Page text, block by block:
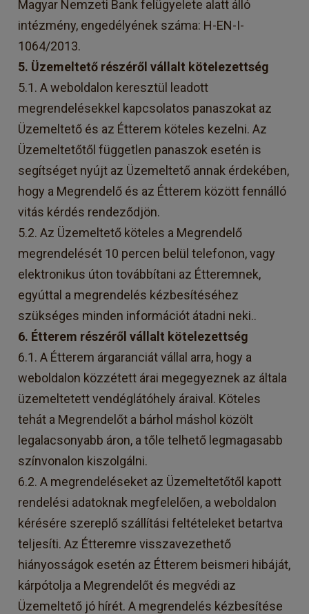
Magyar Nemzeti Bank felügyelete alatt álló
intézmény, engedélyének száma: H-EN-I-
1064/2013.
5. Üzemeltető részéről vállalt kötelezettség
5.1. A weboldalon keresztül leadott
megrendelésekkel kapcsolatos panaszokat az
Üzemeltető és az Étterem köteles kezelni. Az
Üzemeltetőtől független panaszok esetén is
segítséget nyújt az Üzemeltető annak érdekében,
hogy a Megrendelő és az Étterem között fennálló
vitás kérdés rendeződjön.
5.2. Az Üzemeltető köteles a Megrendelő
megrendelését 10 percen belül telefonon, vagy
elektronikus úton továbbítani az Étteremnek,
egyúttal a megrendelés kézbesítéséhez
szükséges minden információt átadni neki..
6. Étterem részéről vállalt kötelezettség
6.1. A Étterem árgaranciát vállal arra, hogy a
weboldalon közzétett árai megegyeznek az általa
üzemeltetett vendéglátóhely áraival. Köteles
tehát a Megrendelőt a bárhol máshol közölt
legalacsonyabb áron, a tőle telhető legmagasabb
színvonalon kiszolgálni.
6.2. A megrendeléseket az Üzemeltetőtől kapott
rendelési adatoknak megfelelően, a weboldalon
kérésére szereplő szállítási feltételeket betartva
teljesíti. Az Étteremre visszavezethető
hiányosságok esetén az Étterem beismeri hibáját,
kárpótolja a Megrendelőt és megvédi az
Üzemeltető jó hírét. A megrendelés kézbesítése